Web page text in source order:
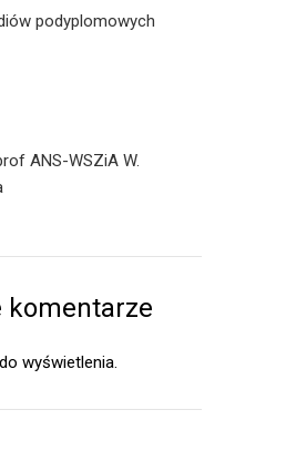
podyplomowych
ANS-WSZiA W.
komentarze
wyświetlenia.